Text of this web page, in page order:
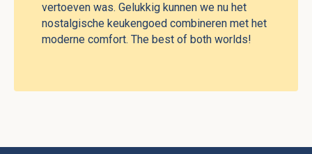
vertoeven was. Gelukkig kunnen we nu het
nostalgische keukengoed combineren met het
moderne comfort. The best of both worlds!